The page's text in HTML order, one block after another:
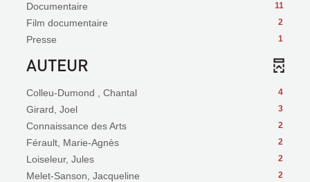
11
Documentaire
2
Film documentaire
1
Presse
AUTEUR
4
Colleu-Dumond , Chantal
3
Girard, Joel
2
Connaissance des Arts
2
Férault, Marie-Agnès
2
Loiseleur, Jules
2
Melet-Sanson, Jacqueline